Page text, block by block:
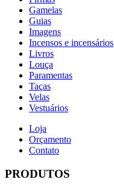
Gamelas
Guias
Imagens
Incensos e incensários
Livros
Louça
Paramentas
Taças
Velas
Vestuários
Loja
Orçamento
Contato
PRODUTOS